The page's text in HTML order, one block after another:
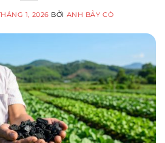
1, 2026 BỞI ANH BẢY CÒ